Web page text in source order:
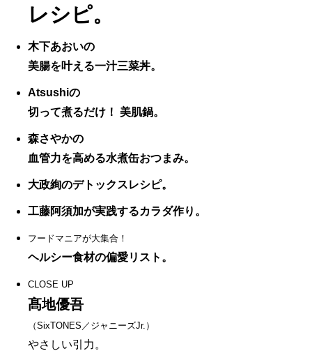
レシピ。
木下あおいの
美腸を叶える一汁三菜丼。
Atsushiの
切って煮るだけ！ 美肌鍋。
森さやかの
血管力を高める水煮缶おつまみ。
大政絢のデトックスレシピ。
工藤阿須加が実践するカラダ作り。
フードマニアが大集合！
ヘルシー食材の偏愛リスト。
CLOSE UP
髙地優吾
（SixTONES／ジャニーズJr.）
やさしい引力。